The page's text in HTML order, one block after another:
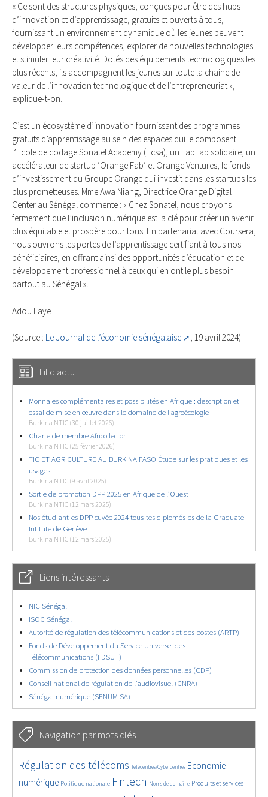
« Ce sont des structures physiques, conçues pour être des hubs
d’innovation et d’apprentissage, gratuits et ouverts à tous,
fournissant un environnement dynamique où les jeunes peuvent
développer leurs compétences, explorer de nouvelles technologies
et stimuler leur créativité. Dotés des équipements technologiques les
plus récents, ils accompagnent les jeunes sur toute la chaine de
valeur de l’innovation technologique et de l’entrepreneuriat »,
explique-t-on.
C’est un écosystème d’innovation fournissant des programmes
gratuits d’apprentissage au sein des espaces qui le composent :
l’Ecole de codage Sonatel Academy (Ecsa), un FabLab solidaire, un
accélérateur de startup ‘Orange Fab’ et Orange Ventures, le fonds
d’investissement du Groupe Orange qui investit dans les startups les
plus prometteuses. Mme Awa Niang, Directrice Orange Digital
Center au Sénégal commente : « Chez Sonatel, nous croyons
fermement que l’inclusion numérique est la clé pour créer un avenir
plus équitable et prospère pour tous. En partenariat avec Coursera,
nous ouvrons les portes de l’apprentissage certifiant à tous nos
bénéficiaires, en offrant ainsi des opportunités d’éducation et de
développement professionnel à ceux qui en ont le plus besoin
partout au Sénégal ».
Adou Faye
(Source : Le Journal de l’économie sénégalaise , 19 avril 2024)
Fil d'actu
Monnaies complémentaires et possibilités en Afrique : description et
essai de mise en œuvre dans le domaine de l’agroécologie
Burkina NTIC (30 juillet 2026)
Charte de membre Africollector
Burkina NTIC (25 février 2026)
TIC ET AGRICULTURE AU BURKINA FASO Étude sur les pratiques et les
usages
Burkina NTIC (9 avril 2025)
Sortie de promotion DPP 2025 en Afrique de l’Ouest
Burkina NTIC (12 mars 2025)
Nos étudiant-es DPP cuvée 2024 tous-tes diplomés-es de la Graduate
Intitute de Genève
Burkina NTIC (12 mars 2025)
Liens intéressants
NIC Sénégal
ISOC Sénégal
Autorité de régulation des télécommunications et des postes (ARTP)
Fonds de Développement du Service Universel des
Télécommunications (FDSUT)
Commission de protection des données personnelles (CDP)
Conseil national de régulation de l’audiovisuel (CNRA)
Sénégal numérique (SENUM SA)
Navigation par mots clés
4630/5783
Régulation des télécoms
383/5783 Télécentres/Cybercentres
3657/5783
Economie
numérique
1889/5783 Politique nationale
5253/5783 Fintech
668/5783 Noms de domaine
2336/5783 Produits et services
1554/5783